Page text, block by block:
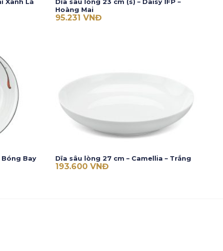
Hoàng Mai
95.231 VNĐ
Bóng Bay Dĩa sâu lòng 27 cm – Camellia – Trắng
193.600 VNĐ